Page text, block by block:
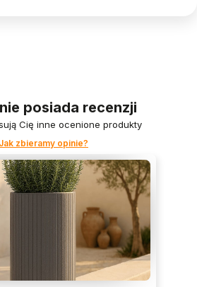
posiada recenzji
Cię inne ocenione produkty
Jak zbieramy opinie?